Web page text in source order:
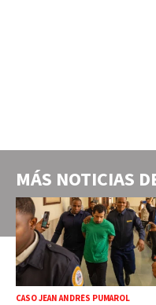
MÁS NOTICIAS
CASO JEAN ANDRÉS PUMAROL